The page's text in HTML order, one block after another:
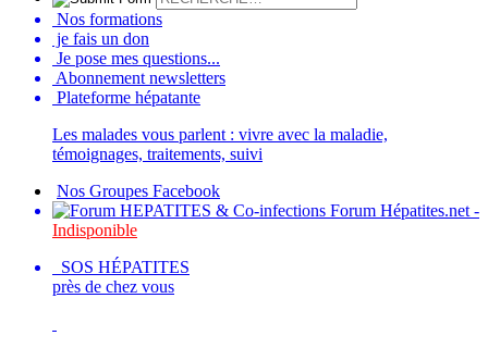
Nos formations
je fais un don
Je pose mes questions...
Abonnement newsletters
Plateforme hépatante
Les malades vous parlent : vivre avec la maladie,
témoignages, traitements, suivi
Nos Groupes Facebook
Forum Hépatites.net -
Indisponible
SOS HÉPATITES
près de chez vous